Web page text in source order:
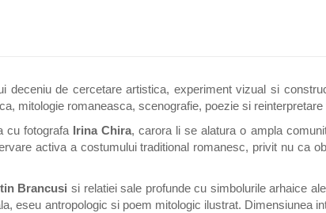
deceniu de cercetare artistica, experiment vizual si
mitologie romaneasca, scenografie, poezie si
cu fotografa Irina Chira, carora li se alatura o ampla
activa a costumului traditional romanesc, privit nu ca
Brancusi si relatiei sale profunde cu simbolurile arhaice
eseu antropologic si poem mitologic ilustrat. Dimensiunea